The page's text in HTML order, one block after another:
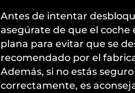
Antes de intentar
asegúrate de que el
plana para evitar que se
recomendado por el
Además, si no estás
correctamente, es